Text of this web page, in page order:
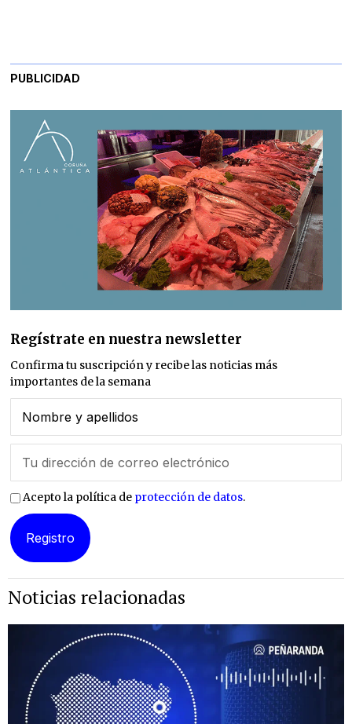
PUBLICIDAD
Regístrate en nuestra newsletter
Confirma tu suscripción y recibe las noticias más
importantes de la semana
Acepto la política de protección de datos.
Noticias relacionadas